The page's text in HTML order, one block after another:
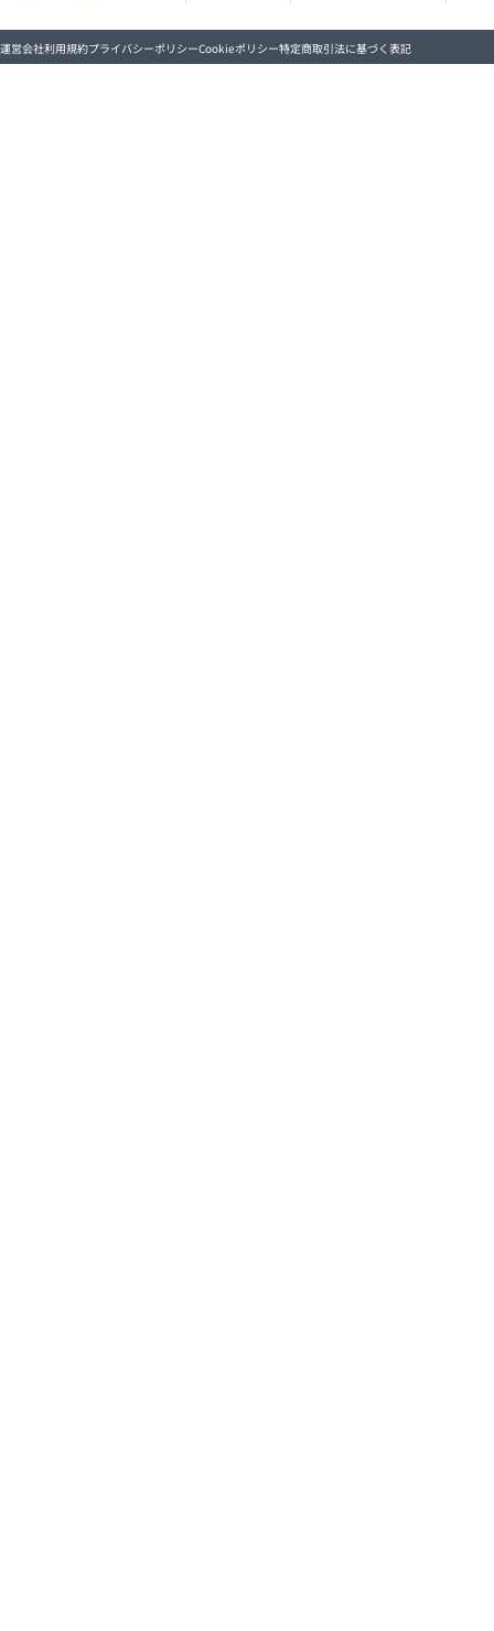
運営会社利用規約プライバシーポリシーCookieポリシー特定商取引法に基づく表記